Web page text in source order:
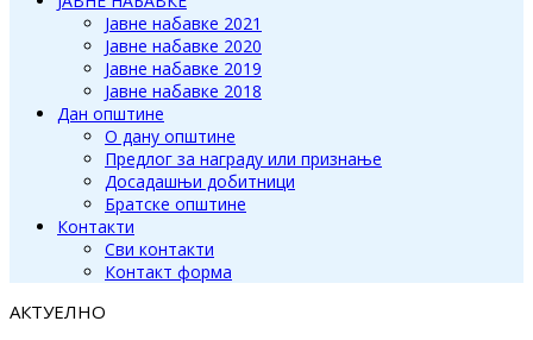
Јавне набавке 2021
Јавне набавке 2020
Јавне набавке 2019
Јавне набавке 2018
Дан општине
О дану општине
Предлог за награду или признање
Досадашњи добитници
Братске општине
Контакти
Сви контакти
Контакт форма
АКТУЕЛНО